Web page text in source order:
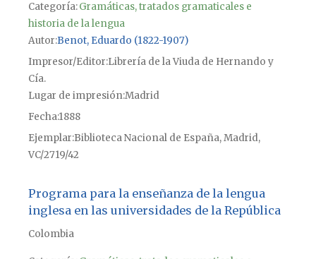
Categoría:Gramáticas, tratados gramaticales e
historia de la lengua
Autor Benot, Eduardo (1822-1907)
Impresor/Editor Librería de la Viuda de Hernando y
Cía.
Lugar de impresiónMadrid
Fecha1888
Ejemplar Biblioteca Nacional de España, Madrid,
VC/2719/42
Programa para la enseñanza de la lengua
inglesa en las universidades de la República
Colombia